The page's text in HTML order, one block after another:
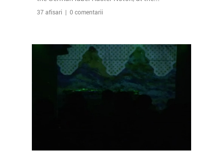
37 afisari | 0 comentarii